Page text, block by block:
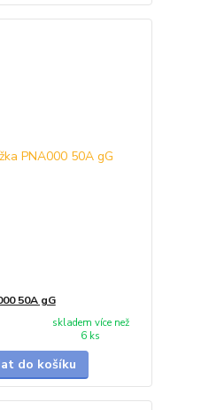
50A gG
skladem více než
6 ks
do košíku